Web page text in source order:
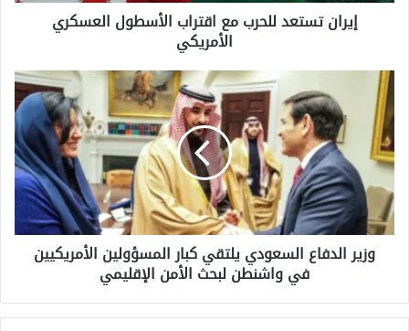
إيران تستعد للحرب مع اقتراب الأسطول العسكري
الأمريكي
وزير
الدفاع
السعودي
يلتقي
كبار
المسؤولين
الأمريكيين
في
واشنطن
لبحث
وزير الدفاع السعودي يلتقي كبار المسؤولين الأمريكيين
في واشنطن لبحث الأمن الإقليمي